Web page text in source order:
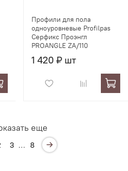
Профили для пола
одноуровневые Profilpas
Серфикс Проэнгл
PROANGLE ZA/110
1 420 ₽ шт
еще
3 … 8